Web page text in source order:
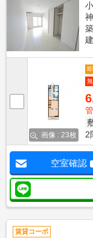
画像 : 23枚
2
空室確認
賃貸コーポ